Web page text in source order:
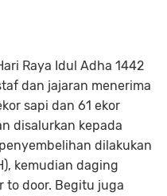
Raya Idul Adha 1442
dan jajaran menerima
sapi dan 61 ekor
disalurkan kepada
dilakukan
kemudian daging
to door. Begitu juga